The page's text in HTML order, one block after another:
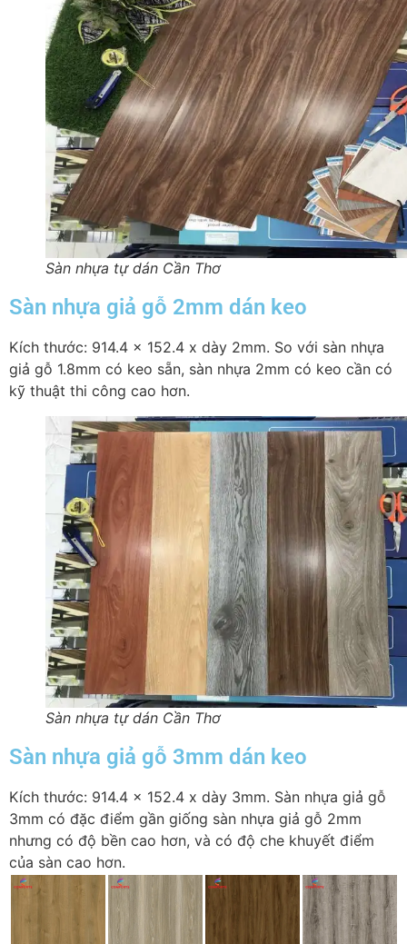
Sàn nhựa tự dán Cần Thơ
Sàn nhựa giả gỗ 2mm dán keo
Kích thước: 914.4 x 152.4 x dày 2mm. So với sàn nhựa
giả gỗ 1.8mm có keo sẵn, sàn nhựa 2mm có keo cần có
kỹ thuật thi công cao hơn.
Sàn nhựa tự dán Cần Thơ
Sàn nhựa giả gỗ 3mm dán keo
Kích thước: 914.4 x 152.4 x dày 3mm. Sàn nhựa giả gỗ
3mm có đặc điểm gần giống sàn nhựa giả gỗ 2mm
nhưng có độ bền cao hơn, và có độ che khuyết điểm
của sàn cao hơn.